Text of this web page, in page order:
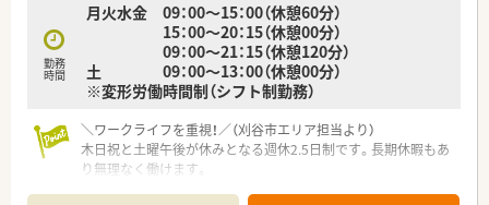
勤務
時間
月火水金 09：00～15：00（休憩60分）
15：00～20：15（休憩00分）
09：00～21：15（休憩120分）
土 09：00～13：00（休憩00分）
※変形労働時間制（シフト制勤務）
＼ワークライフを重視！／（刈谷市エリア担当より）
木日祝と土曜午後が休みとなる週休2.5日制です。長期休暇もあ
り無理なく働けます。